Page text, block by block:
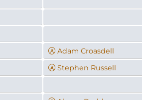
Adam Croasdell
Stephen Russell